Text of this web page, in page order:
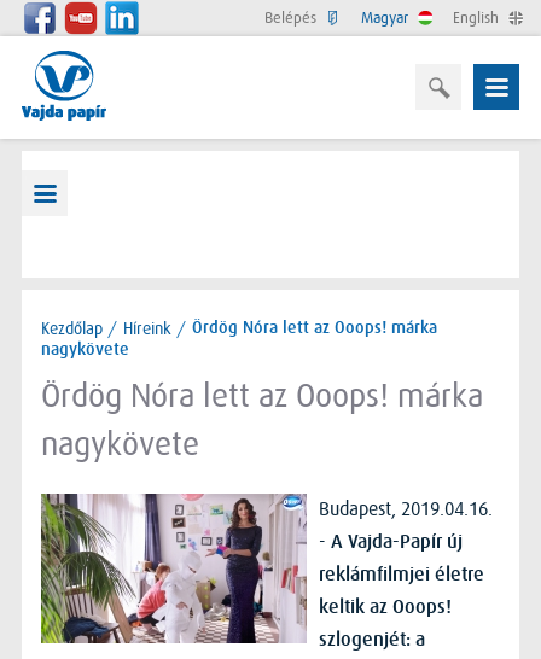
English
Magyar
Belépés
Kezdőlap / Híreink / Ördög Nóra lett az Ooops! márka
nagykövete
Ördög Nóra lett az Ooops! márka
nagykövete
Budapest, 2019.04.16.
-A Vajda-Papír új
reklámfilmjei életre
keltik az Ooops!
szlogenjét: a